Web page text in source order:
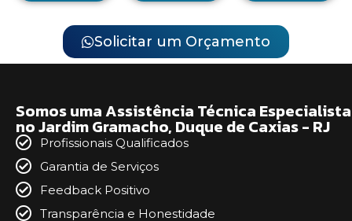
Solicitar um Orçamento
Somos uma Assistência Técnica Especialista
no Jardim Gramacho, Duque de Caxias - RJ
Profissionais Qualificados
Garantia de Serviços
Feedback Positivo
Transparência e Honestidade